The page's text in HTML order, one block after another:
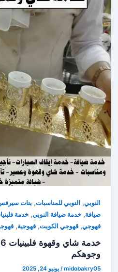
النوبي, النوبي للمناسبات, بنات
ضيافة, خدمة ضيافة النوبي, خدمة
قهوجي, قهوجي الكويت, قهوجية,
وجوهكم
midobakry05
/يونيو 24, 2025